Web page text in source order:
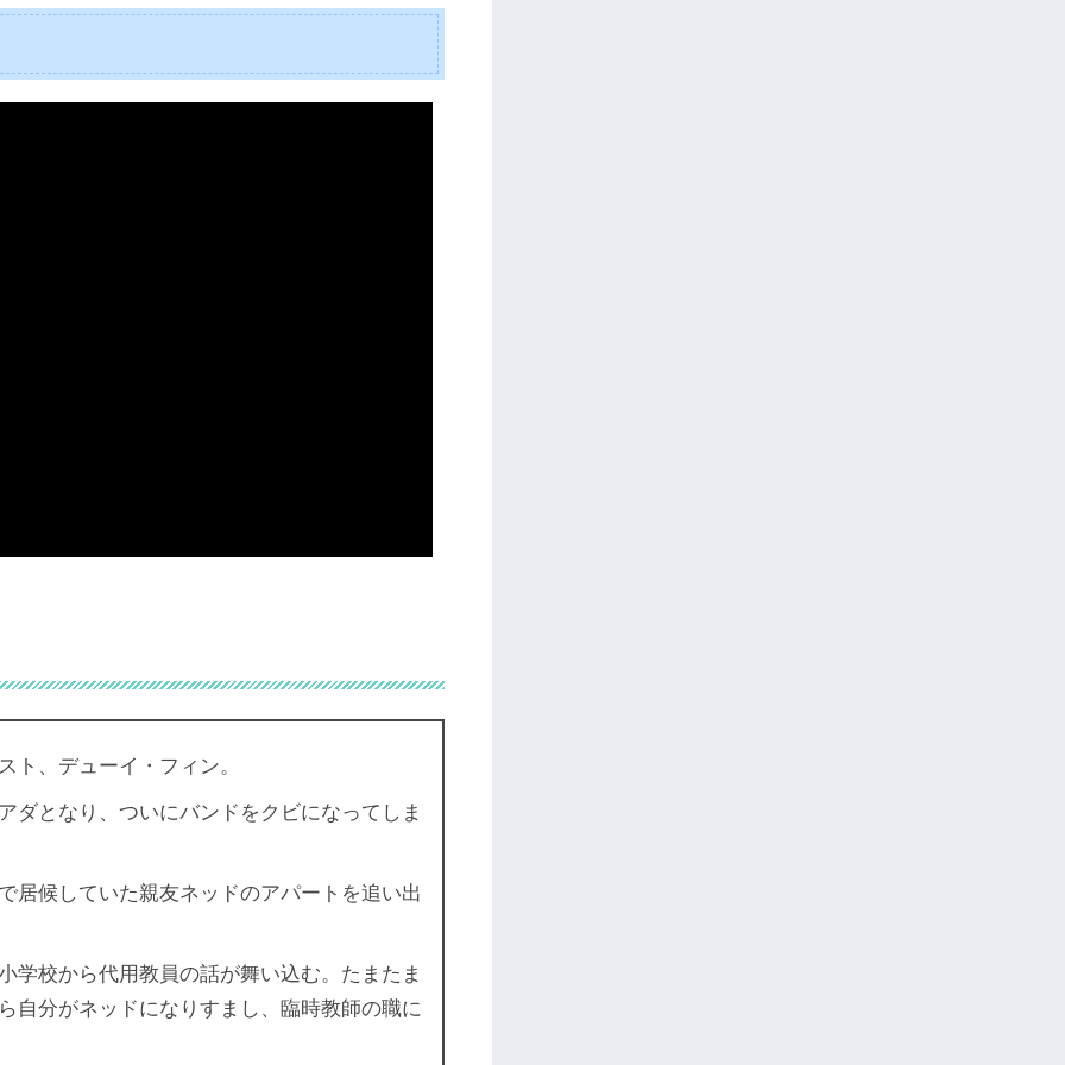
ト、デューイ・フィン。
ダとなり、ついにバンドをクビになってしま
居候していた親友ネッドのアパートを追い出
学校から代用教員の話が舞い込む。たまたま
自分がネッドになりすまし、臨時教師の職に